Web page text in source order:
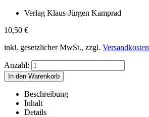
Verlag Klaus-Jürgen Kamprad
10,50 €
inkl. gesetzlicher MwSt., zzgl. Versandkosten
Anzahl:
Beschreibung
Inhalt
Details